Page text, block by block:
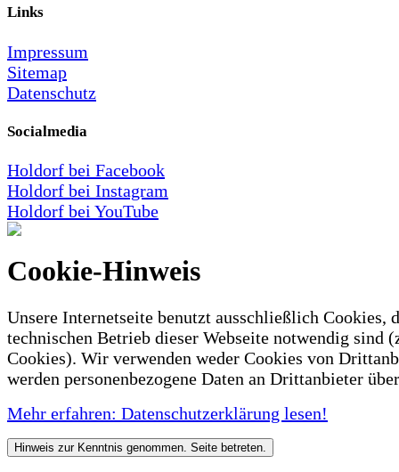
Links
Impressum
Sitemap
Datenschutz
Socialmedia
Holdorf bei Facebook
Holdorf bei Instagram
Holdorf bei YouTube
Cookie-Hinweis
Unsere Internetseite benutzt ausschließlich Cookies,
technischen Betrieb dieser Webseite notwendig sind
Cookies). Wir verwenden weder Cookies von
werden personenbezogene Daten an Drittanbieter
Mehr erfahren: Datenschutzerklärung lesen!
Hinweis zur Kenntnis genommen. Seite betreten.